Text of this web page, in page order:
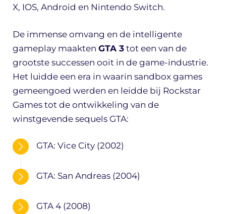
X, IOS, Android en Nintendo Switch.
De immense omvang en de intelligente
gameplay maakten GTA 3 tot een van de
grootste successen ooit in de game-industrie.
Het luidde een era in waarin sandbox games
gemeengoed werden en leidde bij Rockstar
Games tot de ontwikkeling van de
winstgevende sequels GTA:
GTA: Vice City (2002)
GTA: San Andreas (2004)
GTA 4 (2008)